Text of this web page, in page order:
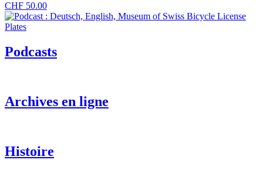
CHF 50.00
Podcasts
Archives en ligne
Histoire